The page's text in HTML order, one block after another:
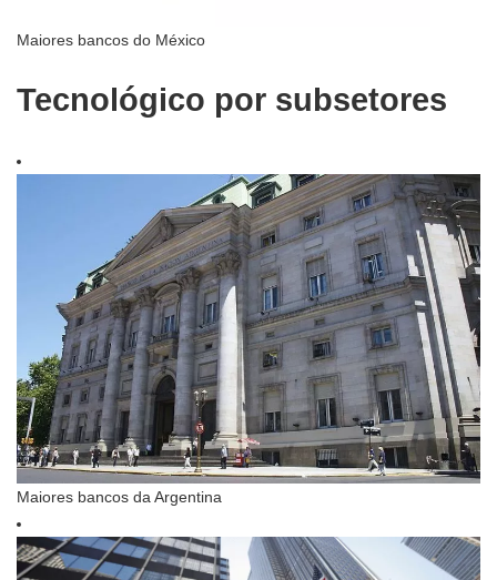
Maiores bancos do México
Tecnológico por subsetores
Maiores bancos da Argentina